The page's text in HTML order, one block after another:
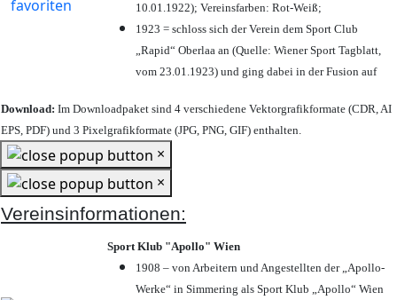
10.01.1922); Vereinsfarben: Rot-Weiß;
1923 = schloss sich der Verein dem Sport Club
„Rapid“ Oberlaa an (Quelle: Wiener Sport Tagblatt,
vom 23.01.1923) und ging dabei in der Fusion auf
Download: Im Downloadpaket sind 4 verschiedene Vektorgrafikformate (CDR, AI
EPS, PDF) und 3 Pixelgrafikformate (JPG, PNG, GIF) enthalten.
×
×
Vereinsinformationen:
Sport Klub "Apollo" Wien
1908 – von Arbeitern und Angestellten der „Apollo-
Werke“ in Simmering als Sport Klub „Apollo“ Wien